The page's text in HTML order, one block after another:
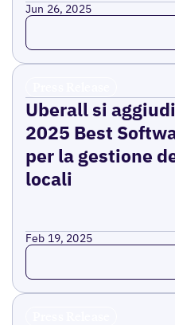
Jun 26, 2025
Read more
Uberall si
2025 Best
per la gestione
locali
Feb 19, 2025
Read more